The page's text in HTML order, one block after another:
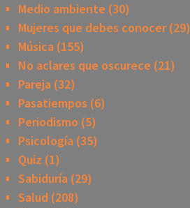
Medio ambiente (30)
Mujeres que debes conocer(29)
Música(155)
No aclares que oscurece (21)
Pareja(32)
Pasatiempos (6)
Periodismo (5)
Psicología(35)
Quiz (1)
Sabiduría(29)
Salud (208)